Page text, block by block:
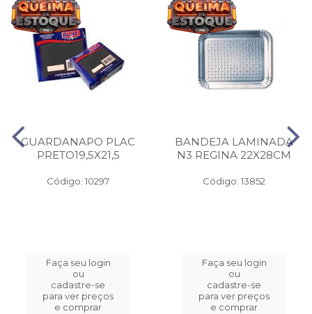
GUARDANAPO PLAC
PRETO19,5X21,5
Código: 10297
Faça seu login
ou
cadastre-se
para ver preços
e comprar
BANDEJA LAMINADA
N3 REGINA 22X28CM
Código: 13852
Faça seu login
ou
cadastre-se
para ver preços
e comprar